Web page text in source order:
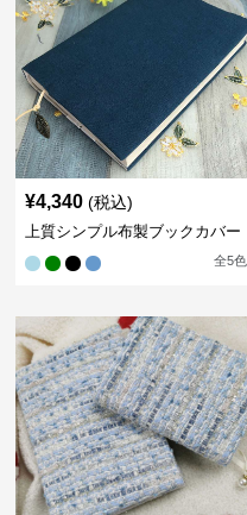
¥4,340 (税込)
上質シンプル布製ブックカバー
全5色